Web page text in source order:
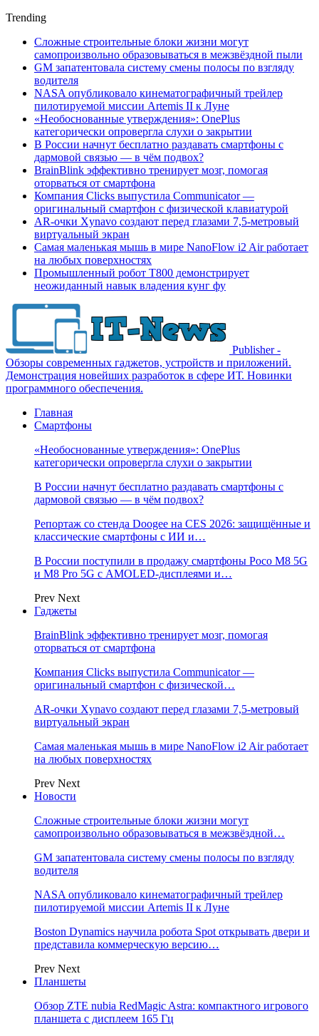
Trending
Сложные строительные блоки жизни могут
самопроизвольно образовываться в межзвёздной пыли
GM запатентовала систему смены полосы по взгляду
водителя
NASA опубликовало кинематографичный трейлер
пилотируемой миссии Artemis II к Луне
«Необоснованные утверждения»: OnePlus
категорически опровергла слухи о закрытии
В России начнут бесплатно раздавать смартфоны с
дармовой связью — в чём подвох?
BrainBlink эффективно тренирует мозг, помогая
оторваться от смартфона
Компания Clicks выпустила Communicator —
оригинальный смартфон с физической клавиатурой
AR-очки Xynavo создают перед глазами 7,5-метровый
виртуальный экран
Самая маленькая мышь в мире NanoFlow i2 Air работает
на любых поверхностях
Промышленный робот Т800 демонстрирует
неожиданный навык владения кунг фу
Publisher -
Обзоры современных гаджетов, устройств и приложений.
Демонстрация новейших разработок в сфере ИТ. Новинки
программного обеспечения.
Главная
Смартфоны
«Необоснованные утверждения»: OnePlus
категорически опровергла слухи о закрытии
В России начнут бесплатно раздавать смартфоны с
дармовой связью — в чём подвох?
Репортаж со стенда Doogee на CES 2026: защищённые и
классические смартфоны с ИИ и…
В России поступили в продажу смартфоны Poco M8 5G
и M8 Pro 5G с AMOLED-дисплеями и…
Prev Next
Гаджеты
BrainBlink эффективно тренирует мозг, помогая
оторваться от смартфона
Компания Clicks выпустила Communicator —
оригинальный смартфон с физической…
AR-очки Xynavo создают перед глазами 7,5-метровый
виртуальный экран
Самая маленькая мышь в мире NanoFlow i2 Air работает
на любых поверхностях
Prev Next
Новости
Сложные строительные блоки жизни могут
самопроизвольно образовываться в межзвёздной…
GM запатентовала систему смены полосы по взгляду
водителя
NASA опубликовало кинематографичный трейлер
пилотируемой миссии Artemis II к Луне
Boston Dynamics научила робота Spot открывать двери и
представила коммерческую версию…
Prev Next
Планшеты
Обзор ZTE nubia RedMagic Astra: компактного игрового
планшета с дисплеем 165 Гц